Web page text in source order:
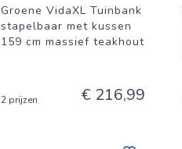
Groene VidaXL Tuinbank
stapelbaar met kussen
159 cm massief teakhout
2 prijzen € 216,99